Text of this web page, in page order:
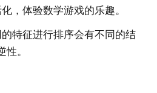
，体验数学游戏的乐趣。
特征进行排序会有不同的结
。